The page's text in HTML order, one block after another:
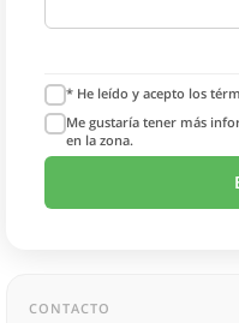
* He leído y acepto los
Me gustaría tener más
en la zona.
CONTACTO